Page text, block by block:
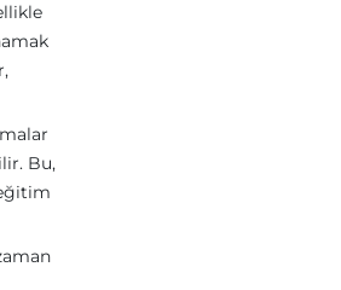
Bu,